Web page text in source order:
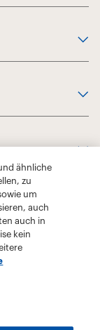
ähnliche
zu
um
auch
auch in
kein